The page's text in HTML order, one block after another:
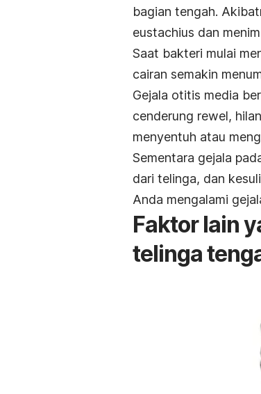
bagian tengah.
eustachius dan
Saat bakteri mulai
cairan semakin
Gejala otitis media
cenderung rewel,
menyentuh atau
Sementara gejala
dari telinga, dan
Anda mengalami
Faktor lain
telinga